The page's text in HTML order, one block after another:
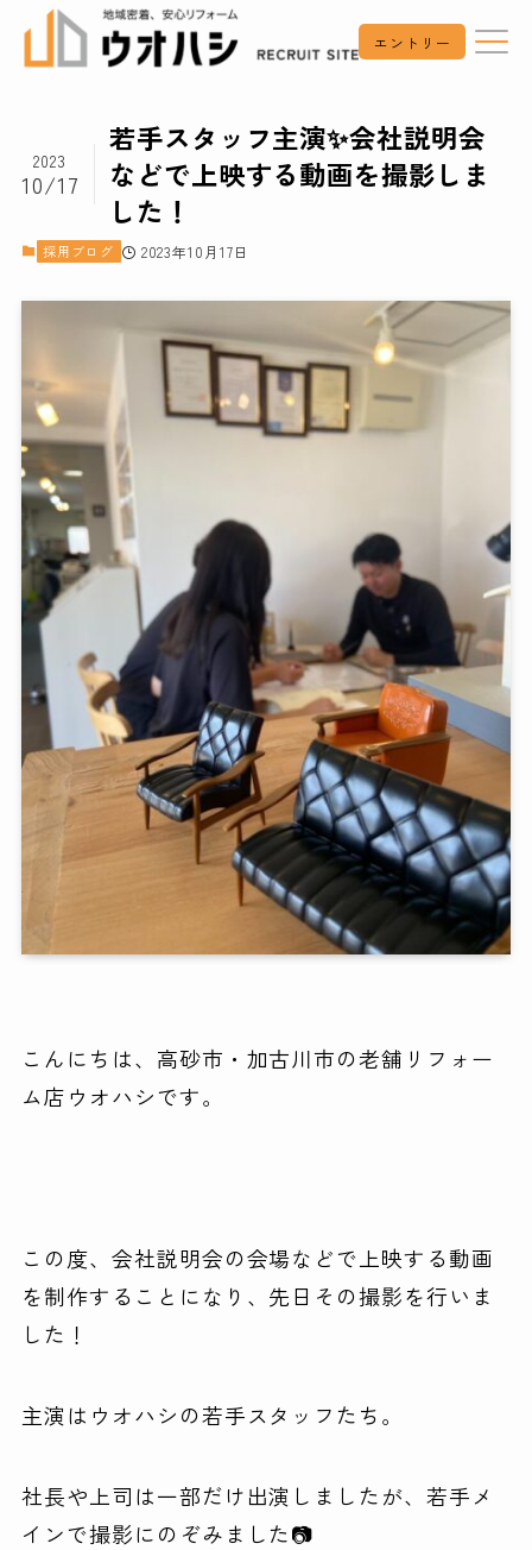
エントリー
若手スタッフ主演✨会社説明会
などで上映する動画を撮影しま
した！
2023
10/17
採用ブログ 2023年10月17日
こんにちは、高砂市・加古川市の老舗リフォー
ム店ウオハシです。
この度、会社説明会の会場などで上映する動画
を制作することになり、先日その撮影を行いま
した！
主演はウオハシの若手スタッフたち。
社長や上司は一部だけ出演しましたが、若手メ
インで撮影にのぞみました📷